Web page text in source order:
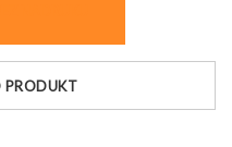
PRODUKT